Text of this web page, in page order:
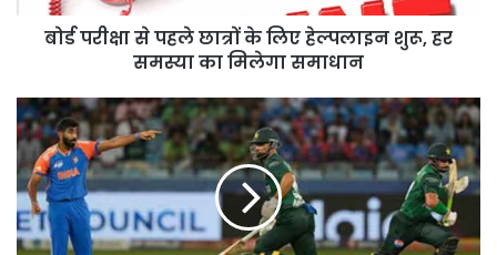
शुरू,
मिलेगा
समाधान
बोर्ड परीक्षा से पहले छात्रों के लिए हेल्पलाइन शुरू, हर
समस्या का मिलेगा समाधान
क्रिकेट
का
इतिहास:
भारत
vs
पाकिस्तान
–